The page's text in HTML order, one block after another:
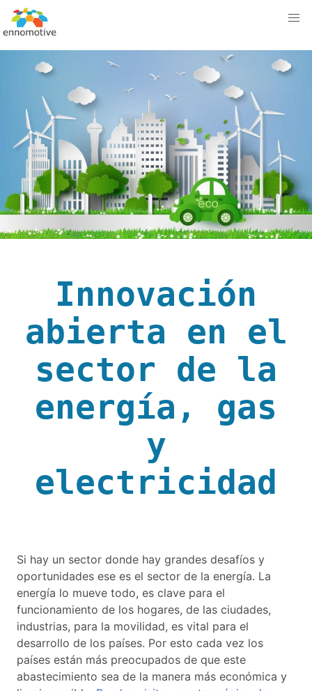
Innovación
abierta en el
sector de la
energía, gas
y
electricidad
Si hay un sector donde hay grandes desafíos y
oportunidades ese es el sector de la energía. La
energía lo mueve todo, es clave para el
funcionamiento de los hogares, de las ciudades,
industrias, para la movilidad, es vital para el
desarrollo de los países. Por esto cada vez los
países están más preocupados de que este
abastecimiento sea de la manera más económica y